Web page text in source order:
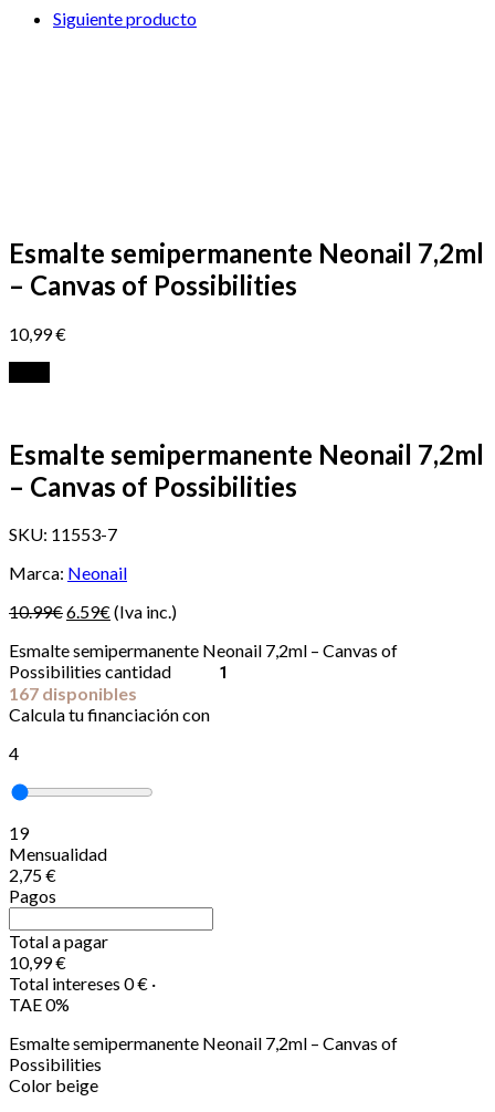
Siguiente producto
Esmalte semipermanente Neonail 7,2ml
– Canvas of Possibilities
10,99€
Esmalte semipermanente Neonail 7,2ml
– Canvas of Possibilities
SKU: 11553-7
Marca: Neonail
10.99€El
original
era:
10.99€.
6.59€El
actual
es:
6.59€.
(Iva inc.)
Esmalte semipermanente Neonail 7,2ml – Canvas of
Possibilities cantidad
167 disponibles
Calcula tu financiación con
4
19
Mensualidad
2,75 €
Pagos
Total a pagar
10,99 €
Total intereses 0 € ·
TAE 0%
Esmalte semipermanente Neonail 7,2ml – Canvas of
Possibilities
Color beige